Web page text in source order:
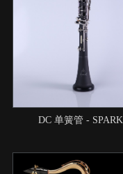
DC 单簧管 - SPARK